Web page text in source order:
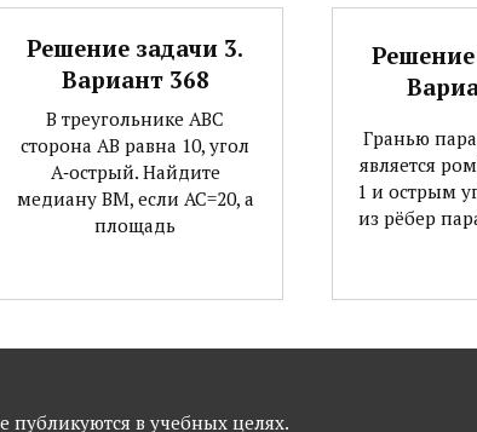
Решение задачи 3.
Вариант 368
В треугольнике АВС
сторона АВ равна 10, угол
А‐острый. Найдите
медиану ВМ, если АС=20, а
площадь
Решение
Гранью
является
1 и острым
из рёбер
публикуются в учебных целях.